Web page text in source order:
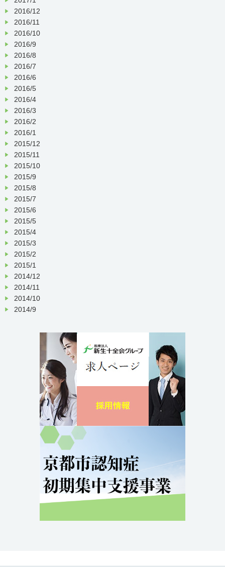
2016/12
2016/11
2016/10
2016/9
2016/8
2016/7
2016/6
2016/5
2016/4
2016/3
2016/2
2016/1
2015/12
2015/11
2015/10
2015/9
2015/8
2015/7
2015/6
2015/5
2015/4
2015/3
2015/2
2015/1
2014/12
2014/11
2014/10
2014/9